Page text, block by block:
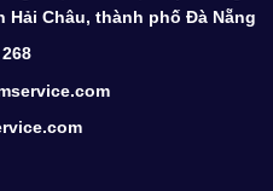
Hải Châu, thành phố Đà Nẵng